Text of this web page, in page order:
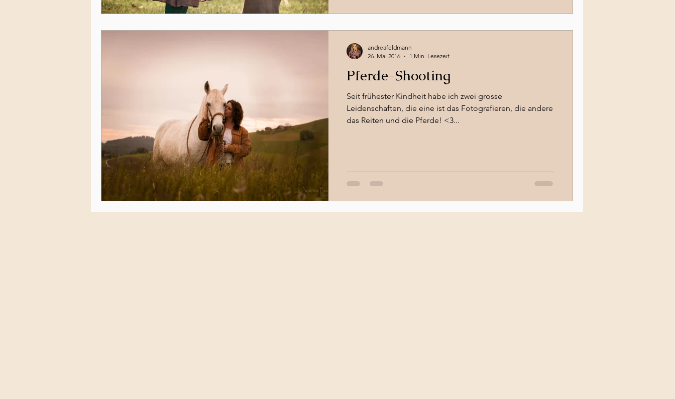
Pferde-Shooting
Seit frühester Kindheit habe ich zwei grosse
Leidenschaften, die eine ist das Fotografieren, die andere
das Reiten und die Pferde! <3...
andreafeldmann
26. Mai 2016
1 Min. Lesezeit